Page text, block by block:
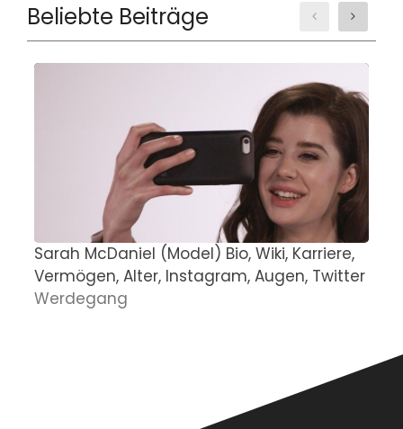
Beliebte Beiträge
Sarah McDaniel (Model) Bio, Wiki, Karriere,
Vermögen, Alter, Instagram, Augen, Twitter
Werdegang